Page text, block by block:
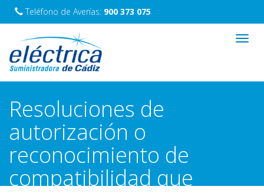
Teléfono de Averías: 900 373 075
Resoluciones de
autorización o
reconocimiento de
compatibilidad que